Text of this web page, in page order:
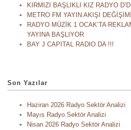
KIRMIZI BAŞLIKLI KIZ RADYO
METRO FM YAYIN AKIŞI
RADYO MÜZİK 1 OCAK’TA
YAYINA BAŞLIYOR
BAY J CAPITAL RADIO DA !!!
Son Yazılar
Haziran 2026 Radyo Sektör Analizi
Mayıs Radyo Sektör Analizi
Nisan 2026 Radyo Sektör Analizi